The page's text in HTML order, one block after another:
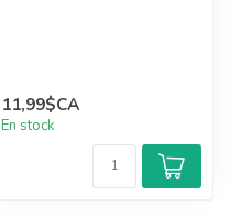
11,99$CA
En stock